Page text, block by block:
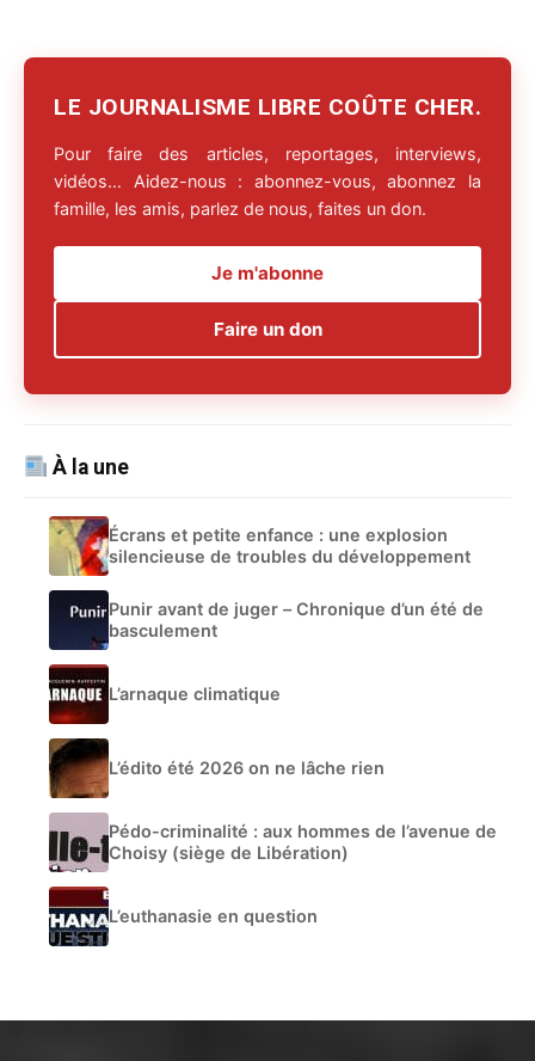
LE JOURNALISME LIBRE COÛTE CHER.
Pour faire des articles, reportages, interviews,
vidéos… Aidez-nous : abonnez-vous, abonnez la
famille, les amis, parlez de nous, faites un don.
Je m'abonne
Faire un don
À la une
Écrans et petite enfance : une explosion
silencieuse de troubles du développement
Punir avant de juger – Chronique d’un été de
basculement
L’arnaque climatique
L’édito été 2026 on ne lâche rien
Pédo-criminalité : aux hommes de l’avenue de
Choisy (siège de Libération)
L’euthanasie en question